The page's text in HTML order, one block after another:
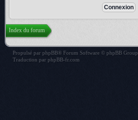
Index du forum
Propulsé par phpBB® Forum Software © phpBB Group
Traduction par phpBB-fr.com